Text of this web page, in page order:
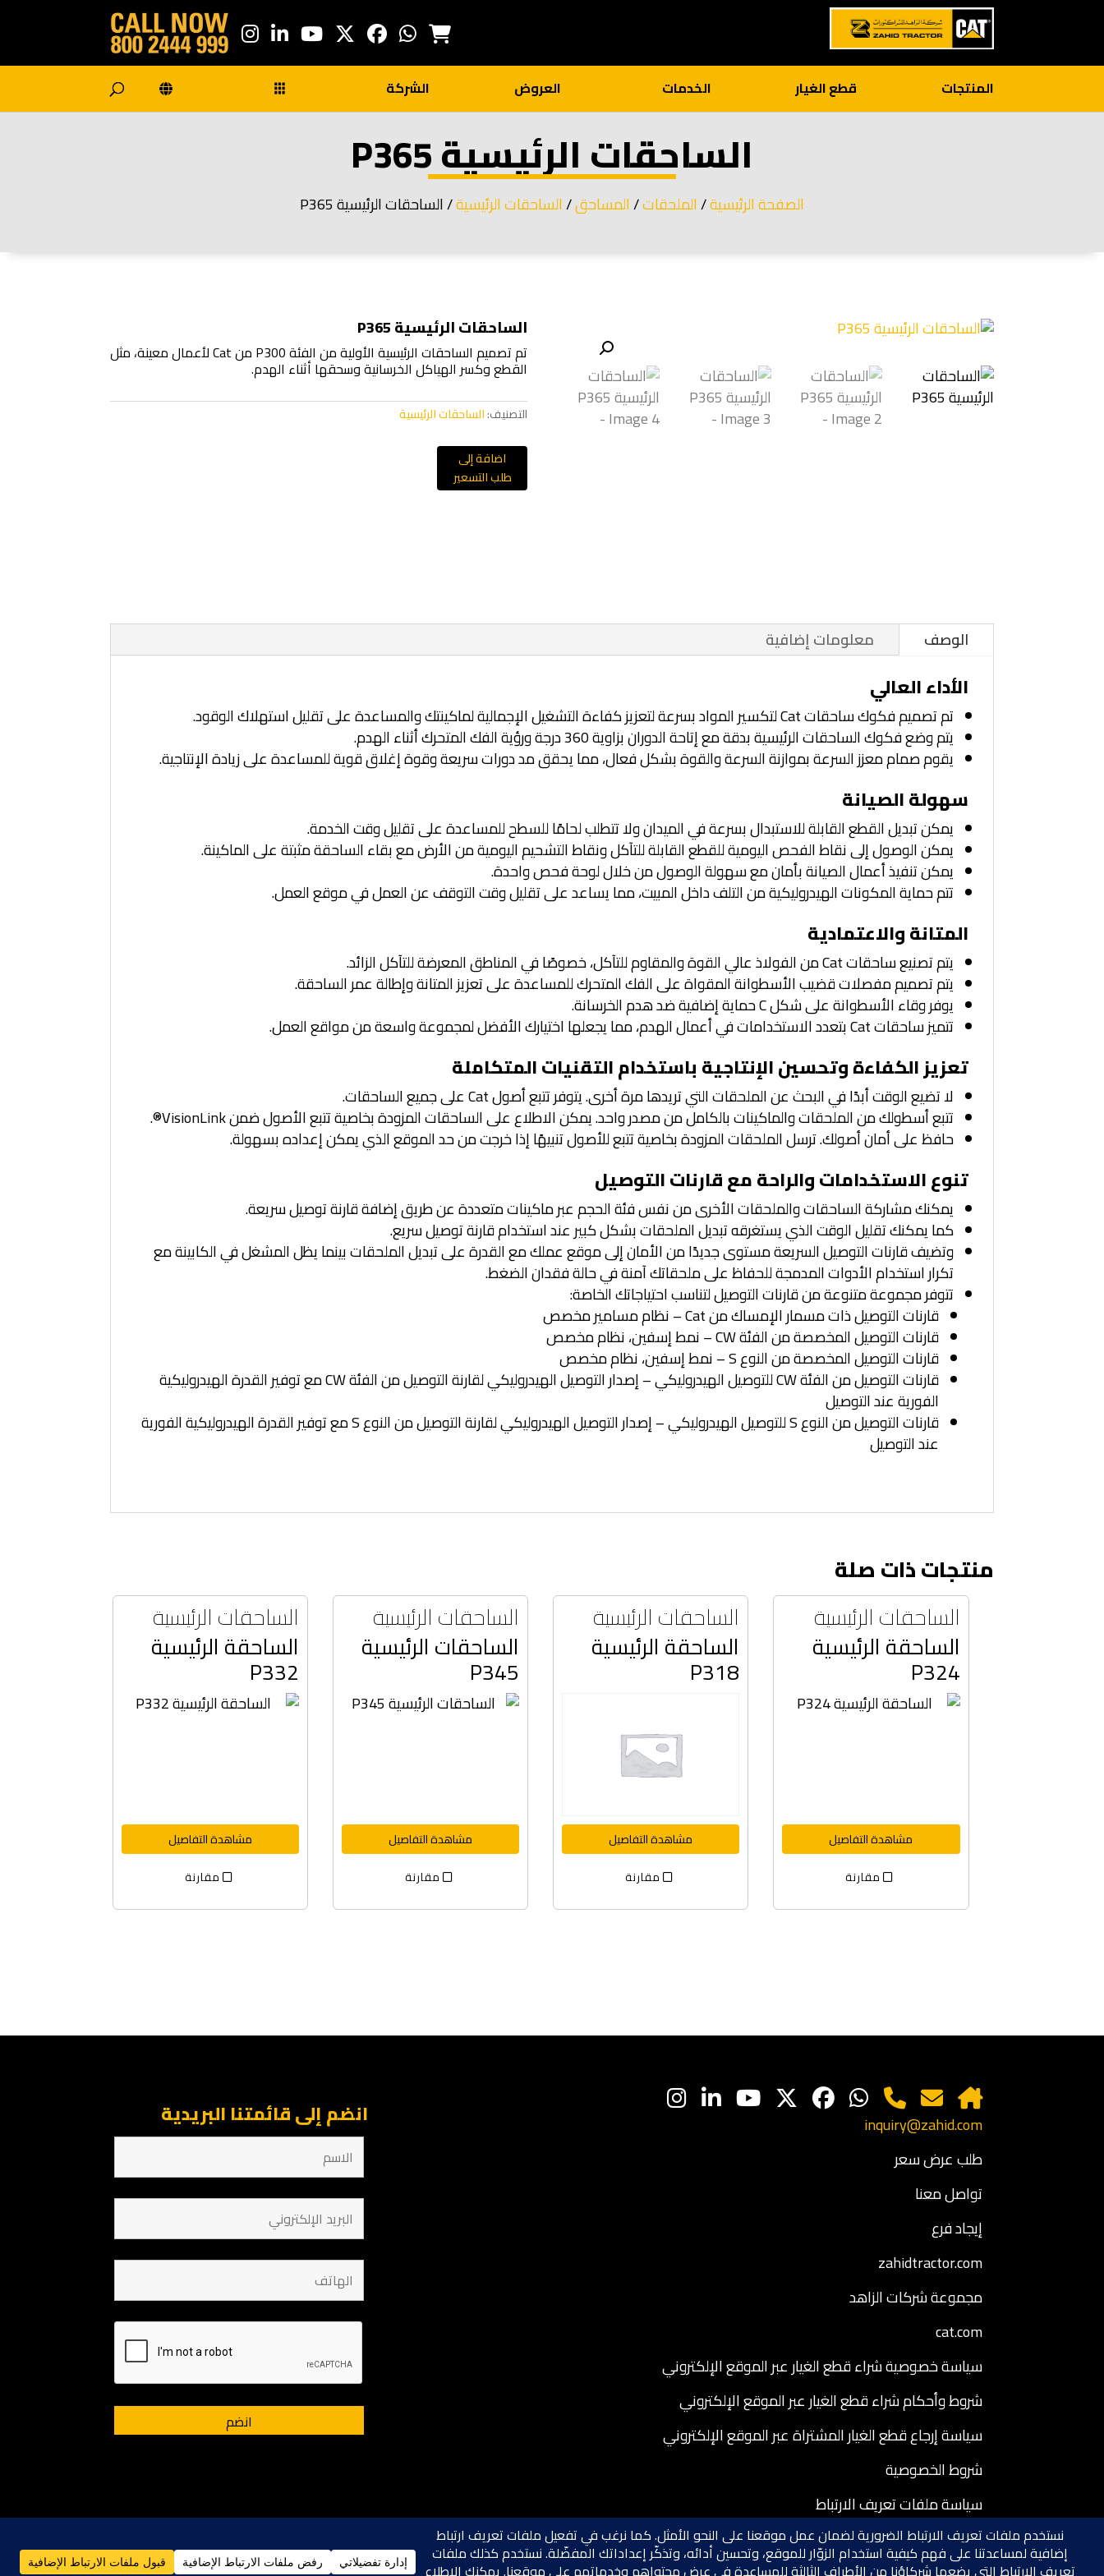
المنتجات قطع الغيار الخدمات العروض الشركة
الساحقات الرئيسية P365
الصفحة الرئيسية/الملحقات/المساحق/الساحقات الرئيسية/ الساحقات الرئيسية P365
الساحقات الرئيسية P365
تم تصميم الساحقات الرئيسية الأولية من الفئة P300 من Cat لأعمال معينة، مثل
القطع وكسر الهياكل الخرسانية وسحقها أثناء الهدم.
التصنيف:الساحقات الرئيسية
اضافة إلى
طلب التسعير
الوصف معلومات إضافية
الأداء العالي
تم تصميم فكوك ساحقات Cat لتكسير المواد بسرعة لتعزيز كفاءة التشغيل الإجمالية لماكينتك والمساعدة على تقليل استهلاك الوقود.
يتم وضع فكوك الساحقات الرئيسية بدقة مع إتاحة الدوران بزاوية 360 درجة ورؤية الفك المتحرك أثناء الهدم.
يقوم صمام معزز السرعة بموازنة السرعة والقوة بشكل فعال، مما يحقق مد دورات سريعة وقوة إغلاق قوية للمساعدة على زيادة الإنتاجية.
سهولة الصيانة
يمكن تبديل القطع القابلة للاستبدال بسرعة في الميدان ولا تتطلب لحامًا للسطح للمساعدة على تقليل وقت الخدمة.
يمكن الوصول إلى نقاط الفحص اليومية للقطع القابلة للتآكل ونقاط التشحيم اليومية من الأرض مع بقاء الساحقة مثبتة على الماكينة.
يمكن تنفيذ أعمال الصيانة بأمان مع سهولة الوصول من خلال لوحة فحص واحدة.
تتم حماية المكونات الهيدروليكية من التلف داخل المبيت، مما يساعد على تقليل وقت التوقف عن العمل في موقع العمل.
المتانة والاعتمادية
يتم تصنيع ساحقات Cat من الفولاذ عالي القوة والمقاوم للتآكل، خصوصًا في المناطق المعرضة للتآكل الزائد.
يتم تصميم مفصلات قضيب الأسطوانة المقواة على الفك المتحرك للمساعدة على تعزيز المتانة وإطالة عمر الساحقة.
يوفر وقاء الأسطوانة على شكل C حماية إضافية ضد هدم الخرسانة.
تتميز ساحقات Cat بتعدد الاستخدامات في أعمال الهدم، مما يجعلها اختيارك الأفضل لمجموعة واسعة من مواقع العمل.
تعزيز الكفاءة وتحسين الإنتاجية باستخدام التقنيات المتكاملة
لا تضيع الوقت أبدًا في البحث عن الملحقات التي تريدها مرة أخرى. يتوفر تتبع أصول Cat على جميع الساحقات.
تتبع أسطولك من الملحقات والماكينات بالكامل من مصدر واحد. يمكن الاطلاع على الساحقات المزودة بخاصية تتبع الأصول ضمن VisionLink®.
حافظ على أمان أصولك. ترسل الملحقات المزودة بخاصية تتبع للأصول تنبيهًا إذا خرجت من حد الموقع الذي يمكن إعداده بسهولة.
تنوع الاستخدامات والراحة مع قارنات التوصيل
يمكنك مشاركة الساحقات والملحقات الأخرى من نفس فئة الحجم عبر ماكينات متعددة عن طريق إضافة قارنة توصيل سريعة.
كما يمكنك تقليل الوقت الذي يستغرقه تبديل الملحقات بشكل كبير عند استخدام قارنة توصيل سريع.
وتضيف قارنات التوصيل السريعة مستوى جديدًا من الأمان إلى موقع عملك مع القدرة على تبديل الملحقات بينما يظل المشغل في الكابينة مع
تكرار استخدام الأدوات المدمجة للحفاظ على ملحقاتك آمنة في حالة فقدان الضغط.
تتوفر مجموعة متنوعة من قارنات التوصيل لتناسب احتياجاتك الخاصة:
قارنات التوصيل ذات مسمار الإمساك من Cat – نظام مسامير مخصص
قارنات التوصيل المخصصة من الفئة CW – نمط إسفين، نظام مخصص
قارنات التوصيل المخصصة من النوع S – نمط إسفين، نظام مخصص
قارنات التوصيل من الفئة CW للتوصيل الهيدروليكي – إصدار التوصيل الهيدروليكي لقارنة التوصيل من الفئة CW مع توفير القدرة الهيدروليكية
الفورية عند التوصيل
قارنات التوصيل من النوع S للتوصيل الهيدروليكي – إصدار التوصيل الهيدروليكي لقارنة التوصيل من النوع S مع توفير القدرة الهيدروليكية الفورية
عند التوصيل
منتجات ذات صلة
الساحقات الرئيسية
الساحقة الرئيسية
P324
مشاهدة التفاصيل
مقارنة
الساحقات الرئيسية
الساحقة الرئيسية
P318
مشاهدة التفاصيل
مقارنة
الساحقات الرئيسية
الساحقات الرئيسية
P345
مشاهدة التفاصيل
مقارنة
الساحقات الرئيسية
الساحقة الرئيسية
P332
مشاهدة التفاصيل
مقارنة
انضم إلى قائمتنا البريدية
inquiry@zahid.com
طلب عرض سعر
تواصل معنا
إيجاد فرع
zahidtractor.com
مجموعة شركات الزاهد
cat.com
سياسة خصوصية شراء قطع الغيار عبر الموقع الإلكتروني
شروط وأحكام شراء قطع الغيار عبر الموقع الإلكتروني
سياسة إرجاع قطع الغيار المشتراة عبر الموقع الإلكتروني
شروط الخصوصية
سياسة ملفات تعريف الارتباط